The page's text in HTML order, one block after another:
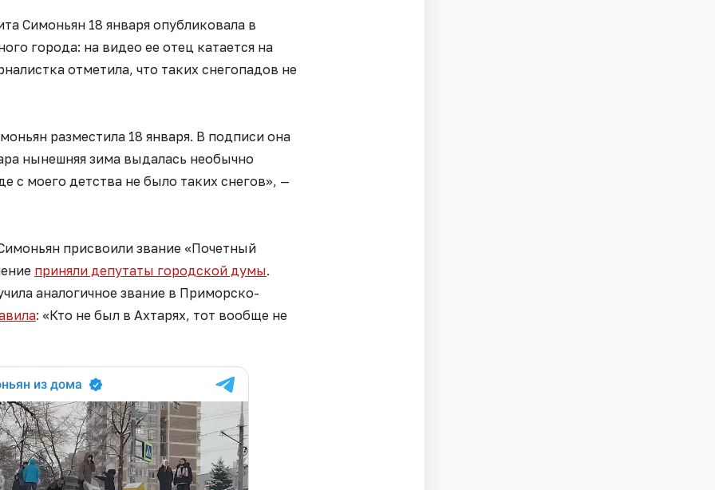
Симоньян 18 января опубликовала в
города: на видео ее отец катается на
отметила, что таких снегопадов не
разместила 18 января. В подписи она
нынешняя зима выдалась необычно
с моего детства не было таких снегов», —
присвоили звание «Почетный
приняли депутаты городской думы.
аналогичное звание в Приморско-
: «Кто не был в Ахтарях, тот вообще не